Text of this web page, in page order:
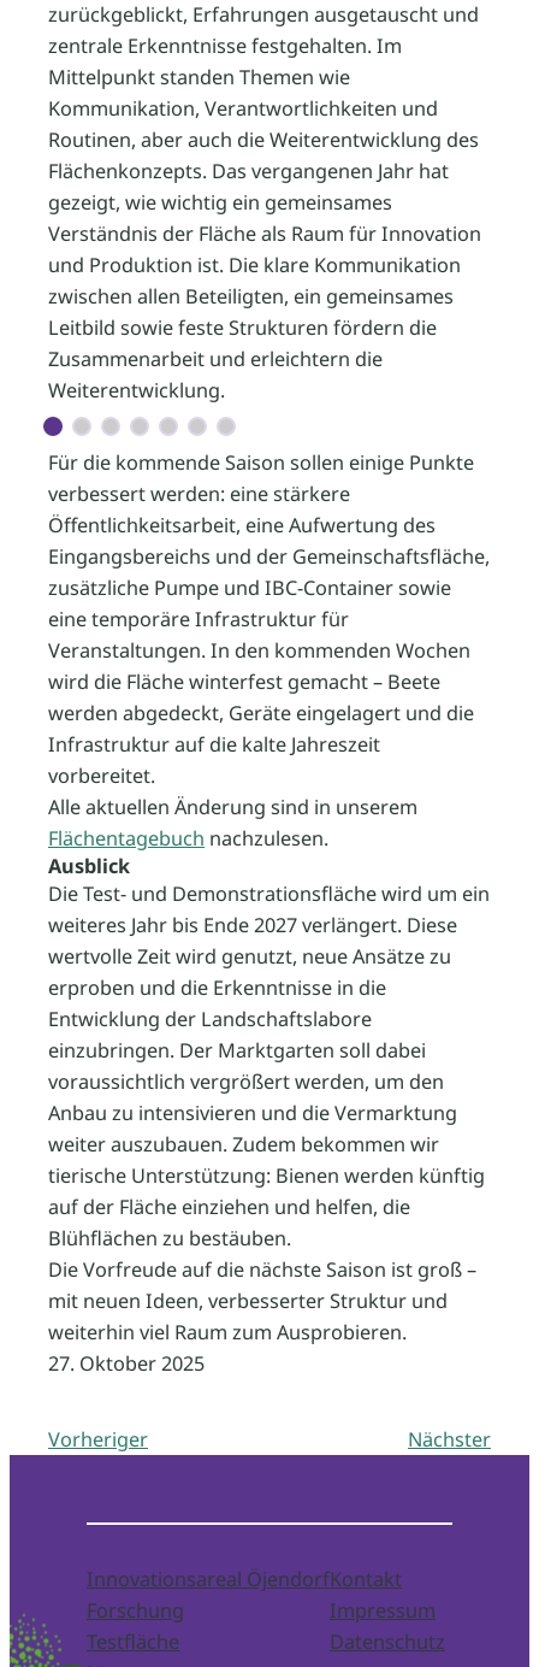
zurückgeblickt, Erfahrungen ausgetauscht und
zentrale Erkenntnisse festgehalten. Im
Mittelpunkt standen Themen wie
Kommunikation, Verantwortlichkeiten und
Routinen, aber auch die Weiterentwicklung des
Flächenkonzepts. Das vergangenen Jahr hat
gezeigt, wie wichtig ein gemeinsames
Verständnis der Fläche als Raum für Innovation
und Produktion ist. Die klare Kommunikation
zwischen allen Beteiligten, ein gemeinsames
Leitbild sowie feste Strukturen fördern die
Zusammenarbeit und erleichtern die
Weiterentwicklung.
Für die kommende Saison sollen einige Punkte
verbessert werden: eine stärkere
Öffentlichkeitsarbeit, eine Aufwertung des
Eingangsbereichs und der Gemeinschaftsfläche,
zusätzliche Pumpe und IBC-Container sowie
eine temporäre Infrastruktur für
Veranstaltungen. In den kommenden Wochen
wird die Fläche winterfest gemacht – Beete
werden abgedeckt, Geräte eingelagert und die
Infrastruktur auf die kalte Jahreszeit
vorbereitet.
Alle aktuellen Änderung sind in unserem
Flächentagebuch nachzulesen.
Ausblick
Die Test- und Demonstrationsfläche wird um ein
weiteres Jahr bis Ende 2027 verlängert. Diese
wertvolle Zeit wird genutzt, neue Ansätze zu
erproben und die Erkenntnisse in die
Entwicklung der Landschaftslabore
einzubringen. Der Marktgarten soll dabei
voraussichtlich vergrößert werden, um den
Anbau zu intensivieren und die Vermarktung
weiter auszubauen. Zudem bekommen wir
tierische Unterstützung: Bienen werden künftig
auf der Fläche einziehen und helfen, die
Blühflächen zu bestäuben.
Die Vorfreude auf die nächste Saison ist groß –
mit neuen Ideen, verbesserter Struktur und
weiterhin viel Raum zum Ausprobieren.
27. Oktober 2025
Vorheriger Nächster
Innovationsareal Öjendorf
Forschung
Testfläche
Kontakt
Impressum
Datenschutz